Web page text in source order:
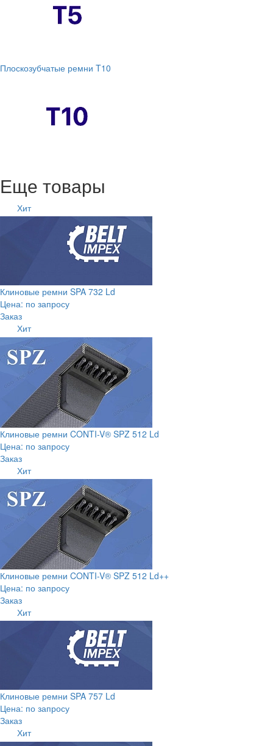
Плоскозубчатые ремни T10
Еще товары
Хит
Клиновые ремни SPA 732 Ld
Цена: по запросу
Заказ
Хит
Клиновые ремни CONTI-V® SPZ 512 Ld
Цена: по запросу
Заказ
Хит
Клиновые ремни CONTI-V® SPZ 512 Ld++
Цена: по запросу
Заказ
Хит
Клиновые ремни SPA 757 Ld
Цена: по запросу
Заказ
Хит